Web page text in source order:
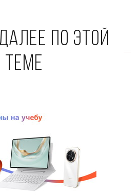
по этой
теме